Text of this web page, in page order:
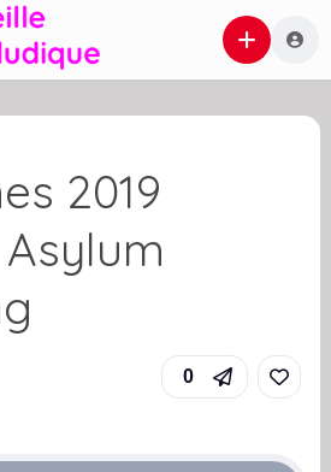
2019
0